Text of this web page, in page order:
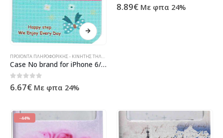
ΠΡΟΪΌΝΤΑ ΠΛΗΡΟΦΟΡΙΚΉΣ - ΚΙΝΗΤΉΣ ΤΗΛΕΦΩΝΊΑΣ - ΗΛΕΚΤΡΟΝΙΚΆ
Case No brand for iPhone 6/6S, Leather, Multicolor – 51263
0out of 5
6.67€ Με φπα 24%
0out of 5
8.89€ Με φπα 24%
-44%